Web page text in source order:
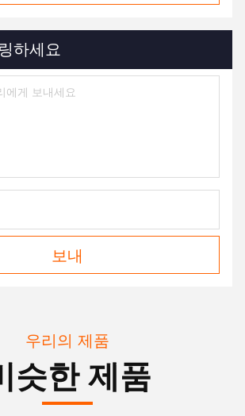
하세요
보내
우리의 제품
슷한 제품